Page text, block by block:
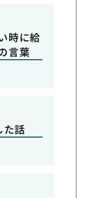
時に給
言葉
た話